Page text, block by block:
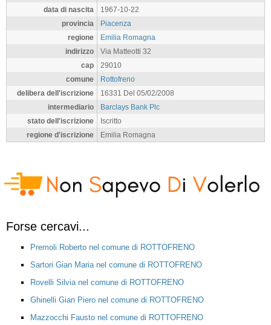
data di nascita
1967-10-22
provincia
Piacenza
regione
Emilia Romagna
indirizzo
Via Matteotti 32
cap
29010
comune
Rottofreno
delibera dell'iscrizione
16331 Del 05/02/2008
intermediario
Barclays Bank Plc
stato dell'iscrizione
Iscritto
regione d'iscrizione
Emilia Romagna
Forse cercavi...
Premoli Roberto nel comune di ROTTOFRENO
Sartori Gian Maria nel comune di ROTTOFRENO
Rovelli Silvia nel comune di ROTTOFRENO
Ghinelli Gian Piero nel comune di ROTTOFRENO
Mazzocchi Fausto nel comune di ROTTOFRENO